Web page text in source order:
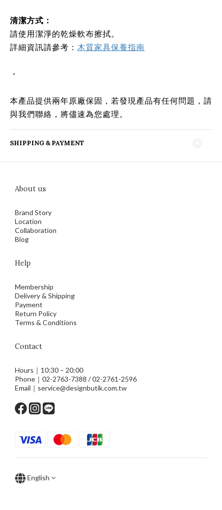
清潔方式 ：
請使用潔淨的乾燥軟布擦拭。
詳細資訊請參考： 木質家具保養指南
・
本產品提供兩年原廠保固，若發現產品有任何問題，請
與我們聯絡，將儘速為您處理。
SHIPPING & PAYMENT
About us
Brand Story
Location
Collaboration
Blog
Help
Membership
Delivery & Shipping
Payment
Return Policy
Terms & Conditions
Contact
Hours｜10:30 – 20:00
Phone｜02-2763-7388 / 02-2761-2596
Email｜service@designbutik.com.tw
English